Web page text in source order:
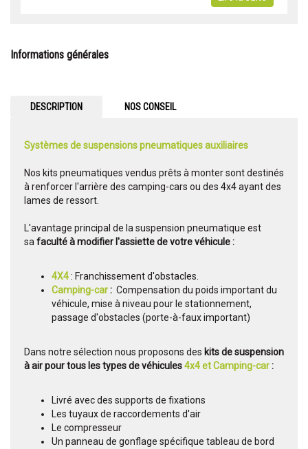
Informations générales
DESCRIPTION NOS CONSEIL
Systèmes de suspensions pneumatiques auxiliaires
Nos kits pneumatiques vendus prêts à monter sont destinés
à renforcer l'arrière des camping-cars ou des 4x4 ayant des
lames de ressort.
L'avantage principal de la suspension pneumatique est
safaculté à modifier l'assiette de votre véhicule :
4X4: Franchissement d'obstacles.
Camping-car: Compensation du poids important du
véhicule, mise à niveau pour le stationnement,
passage d'obstacles (porte-à-faux important)
Dans notre sélection nous proposons des kits de suspension
à air pour tous les types de véhicules4x4et Camping-car:
Livré avec des supports de fixations
Les tuyaux de raccordements d'air
Le compresseur
Un panneau de gonflage spécifique tableau de bord